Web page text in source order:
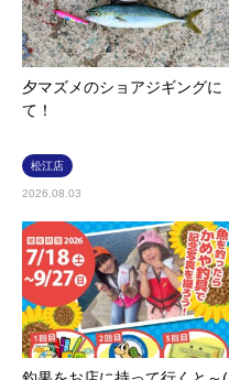
夕マズメのショアジギングに
て！
松江店
2026.08.03